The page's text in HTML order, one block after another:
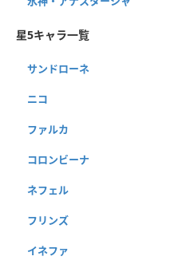
星5キャラ一覧
サンドローネ
ニコ
ファルカ
コロンビーナ
ネフェル
フリンズ
イネファ